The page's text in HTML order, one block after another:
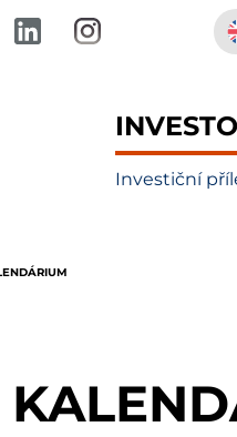
Investiční